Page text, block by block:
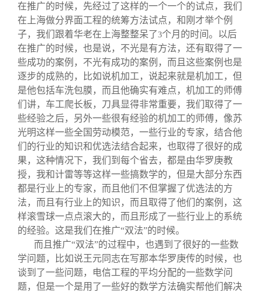
在推广的时候，先经过了这样的一个一个的试点，我们
在上海做分界面工程的统筹方法试点，和刚才举个例
子，我们跟着华老在上海整整呆了3个月的时间。以后
在推广的时候，也是说，不光是有方法，还有取得了一
些成功的案例，不光有成功的案例，而且这些案例也是
逐步的成熟的，比如说机加工，说起来就是机加工，但
是他包括车洗包膜，而且他确实有难点，机加工的师傅
们讲，车工爬长板，刀具显得非常重要，我们取得了一
些经验之后，另外一些很有经验的机加工的师傅，像苏
光明这样一些全国劳动模范，一些行业的专家，结合他
们的行业的知识和优选法结合起来，也取得了很好的成
果，这种情况下，我们到每个省去，都是由华罗庚教
授，我和计雷等等这样一些搞数学的，但是大部分东西
都是行业上的专家，而且他们不但掌握了优选法的方
法，而且有行业上的知识，而且取得了他们的案例，这
样滚雪球一点点滚大的，而且形成了一些行业上的系统
的经验。这是我们在推广“双法”的时候。
而且推广“双法”的过程中，也遇到了很好的一些数
学问题，比如说王元同志在写那本华罗庚传的时候，也
谈到了一些问题，电信工程的平均分配的一些数学问
题，但是一个是用了一些好的数学方法确实帮他们解决